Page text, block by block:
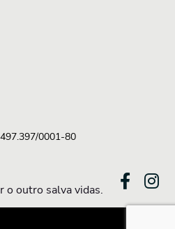
0001-80
o outro salva vidas.